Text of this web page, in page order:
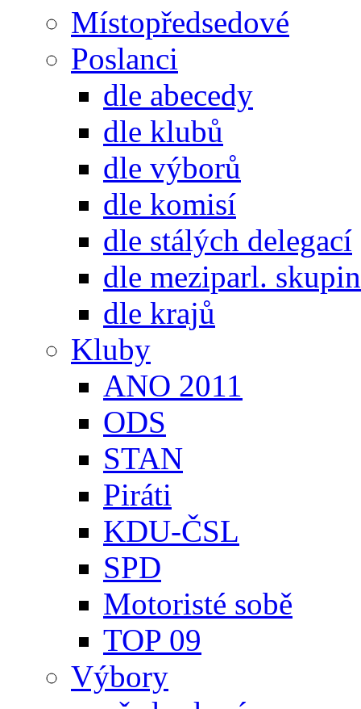
Místopředsedové
Poslanci
dle abecedy
dle klubů
dle výborů
dle komisí
dle stálých delegací
dle meziparl. skupin
dle krajů
Kluby
ANO 2011
ODS
STAN
Piráti
KDU-ČSL
SPD
Motoristé sobě
TOP 09
Výbory